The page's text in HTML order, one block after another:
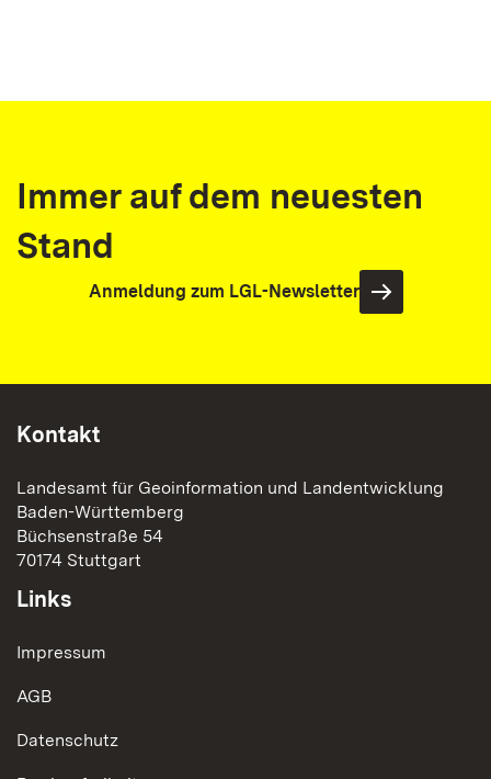
Immer auf dem neuesten
Stand
Anmeldung zum LGL-Newsletter
Kontakt
Landesamt für Geoinformation und Landentwicklung
Baden-Württemberg
Büchsenstraße 54
70174 Stuttgart
Links
Impressum
AGB
Datenschutz